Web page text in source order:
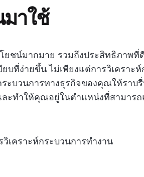
าใช้
ยชน์มากมาย รวมถึงประสิทธิภาพ
ที่ง่ายขึ้น ไม่เพียงแต่การวิเคราะ
ะบวนการทางธุรกิจของคุณให้ราบ
ละทำให้คุณอยู่ในตำแหน่งที่สามาร
เคราะห์กระบวนการทำงาน